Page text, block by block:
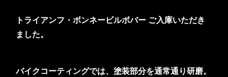
トライアンフ・ボンネービルボバー ご入庫いただき
ました。
バイクコーティングでは、塗装部分を通常通り研磨。